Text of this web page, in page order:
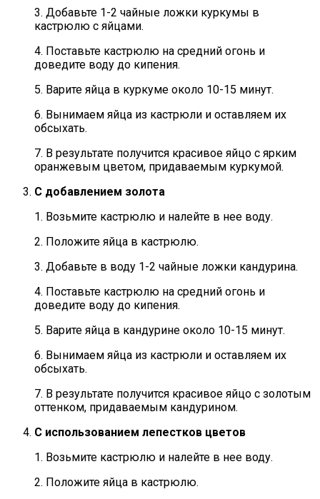
3. Добавьте 1-2 чайные ложки куркумы в
кастрюлю с яйцами.
4. Поставьте кастрюлю на средний огонь и
доведите воду до кипения.
5. Варите яйца в куркуме около 10-15 минут.
6. Вынимаем яйца из кастрюли и оставляем их
обсыхать.
7. В результате получится красивое яйцо с ярким
оранжевым цветом, придаваемым куркумой.
С добавлением золота
1. Возьмите кастрюлю и налейте в нее воду.
2. Положите яйца в кастрюлю.
3. Добавьте в воду 1-2 чайные ложки кандурина.
4. Поставьте кастрюлю на средний огонь и
доведите воду до кипения.
5. Варите яйца в кандурине около 10-15 минут.
6. Вынимаем яйца из кастрюли и оставляем их
обсыхать.
7. В результате получится красивое яйцо с золотым
оттенком, придаваемым кандурином.
С использованием лепестков цветов
1. Возьмите кастрюлю и налейте в нее воду.
2. Положите яйца в кастрюлю.